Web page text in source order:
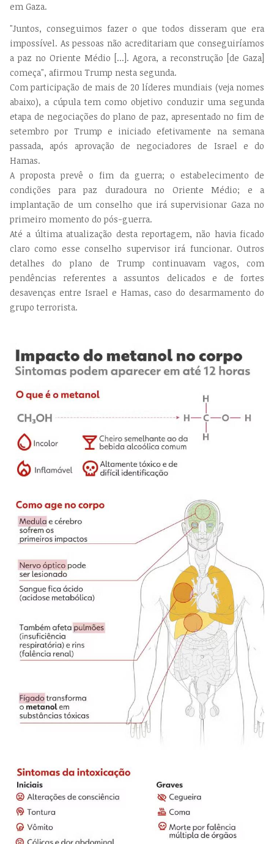
em Gaza.
"Juntos, conseguimos fazer o que todos disseram que era
impossível. As pessoas não acreditariam que conseguiríamos
a paz no Oriente Médio [...]. Agora, a reconstrução [de Gaza]
começa", afirmou Trump nesta segunda.
Com participação de mais de 20 líderes mundiais (veja nomes
abaixo), a cúpula tem como objetivo conduzir uma segunda
etapa de negociações do plano de paz, apresentado no fim de
setembro por Trump e iniciado efetivamente na semana
passada, após aprovação de negociadores de Israel e do
Hamas.
A proposta prevê o fim da guerra; o estabelecimento de
condições para paz duradoura no Oriente Médio; e a
implantação de um conselho que irá supervisionar Gaza no
primeiro momento do pós-guerra.
Até a última atualização desta reportagem, não havia ficado
claro como esse conselho supervisor irá funcionar. Outros
detalhes do plano de Trump continuavam vagos, com
pendências referentes a assuntos delicados e de fortes
desavenças entre Israel e Hamas, caso do desarmamento do
grupo terrorista.